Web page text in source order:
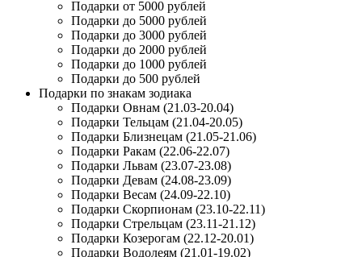
Подарки от 5000 рублей
Подарки до 5000 рублей
Подарки до 3000 рублей
Подарки до 2000 рублей
Подарки до 1000 рублей
Подарки до 500 рублей
Подарки по знакам зодиака
Подарки Овнам (21.03-20.04)
Подарки Тельцам (21.04-20.05)
Подарки Близнецам (21.05-21.06)
Подарки Ракам (22.06-22.07)
Подарки Львам (23.07-23.08)
Подарки Девам (24.08-23.09)
Подарки Весам (24.09-22.10)
Подарки Скорпионам (23.10-22.11)
Подарки Стрельцам (23.11-21.12)
Подарки Козерогам (22.12-20.01)
Подарки Водолеям (21.01-19.02)